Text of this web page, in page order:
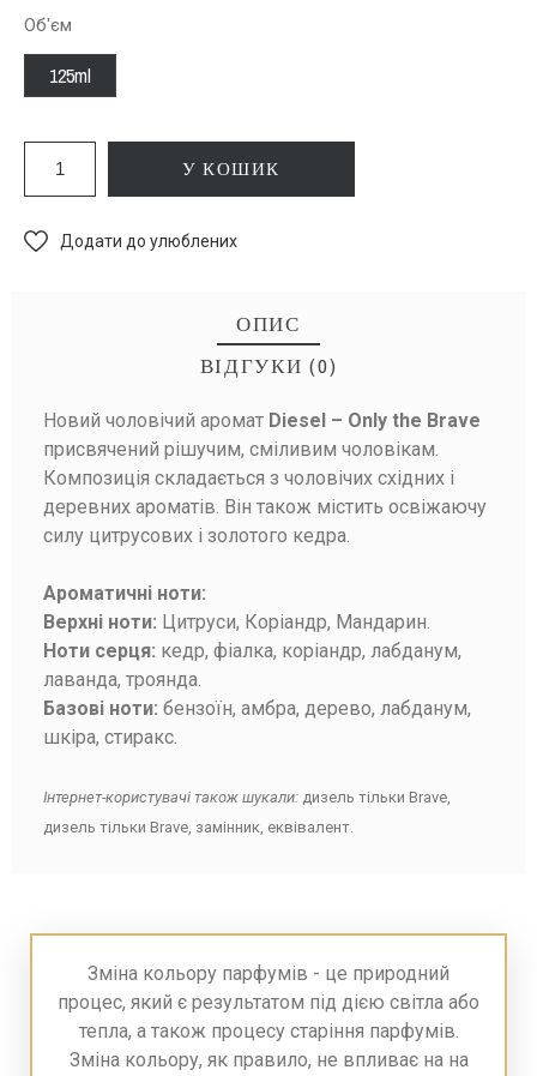
Об'єм
125ml
У КОШИК
Додати до улюблених
ОПИС
ВІДГУКИ (0)
Новий чоловічий аромат Diesel – Only the Brave
присвячений рішучим, сміливим чоловікам.
Композиція складається з чоловічих східних і
деревних ароматів. Він також містить освіжаючу
силу цитрусових і золотого кедра.
Ароматичні ноти:
Верхні ноти: Цитруси, Коріандр, Мандарин.
Ноти серця: кедр, фіалка, коріандр, лабданум,
лаванда, троянда.
Базові ноти: бензоїн, амбра, дерево, лабданум,
шкіра, стиракс.
Інтернет-користувачі також шукали: дизель тільки Brave,
дизель тільки Brave, замінник, еквівалент.
БУДЬТЕ ПЕРШИМ, ХТО НАПИШЕ ВІДГУК!
Зміна кольору парфумів - це природний
процес, який є результатом під дією світла або
тепла, а також процесу старіння парфумів.
Зміна кольору, як правило, не впливає на на